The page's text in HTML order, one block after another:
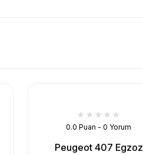
0.0 Puan - 0 Yorum
Peugeot 407 Egzoz